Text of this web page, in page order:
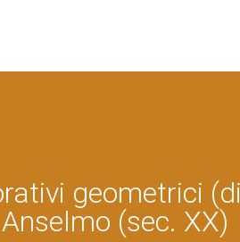
geometrici
(sec. XX)